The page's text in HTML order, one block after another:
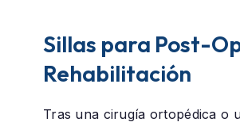
Sillas para Post-
Rehabilitación
Tras una cirugía ortopédica o